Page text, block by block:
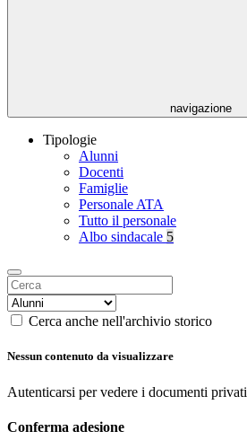
navigazione
Tipologie
Alunni
Docenti
Famiglie
Personale ATA
Tutto il personale
Albo sindacale 5
Cerca anche nell'archivio storico
Nessun contenuto da visualizzare
Autenticarsi per vedere i documenti privati
Conferma adesione